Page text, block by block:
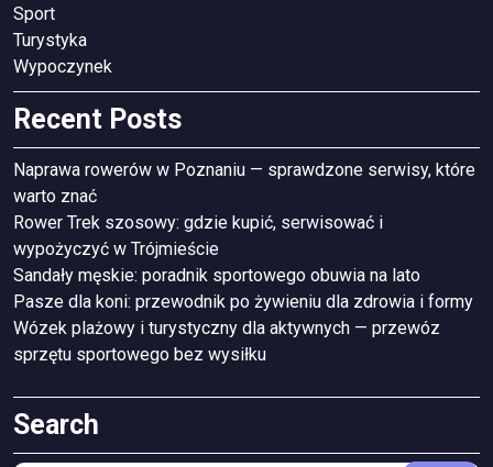
Sport
Turystyka
Wypoczynek
Recent Posts
Naprawa rowerów w Poznaniu — sprawdzone serwisy, które
warto znać
Rower Trek szosowy: gdzie kupić, serwisować i
wypożyczyć w Trójmieście
Sandały męskie: poradnik sportowego obuwia na lato
Pasze dla koni: przewodnik po żywieniu dla zdrowia i formy
Wózek plażowy i turystyczny dla aktywnych — przewóz
sprzętu sportowego bez wysiłku
Search